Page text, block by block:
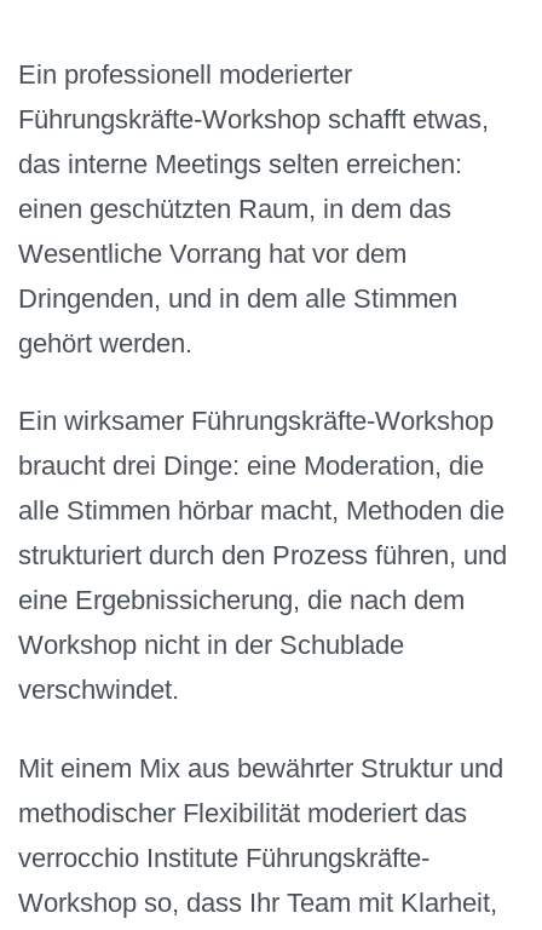
Ein professionell moderierter
Führungskräfte-Workshop schafft etwas,
das interne Meetings selten erreichen:
einen geschützten Raum, in dem das
Wesentliche Vorrang hat vor dem
Dringenden, und in dem alle Stimmen
gehört werden.
Ein wirksamer Führungskräfte-Workshop
braucht drei Dinge: eine Moderation, die
alle Stimmen hörbar macht, Methoden die
strukturiert durch den Prozess führen, und
eine Ergebnissicherung, die nach dem
Workshop nicht in der Schublade
verschwindet.
Mit einem Mix aus bewährter Struktur und
methodischer Flexibilität moderiert das
verrocchio Institute Führungskräfte-
Workshop so, dass Ihr Team mit Klarheit,